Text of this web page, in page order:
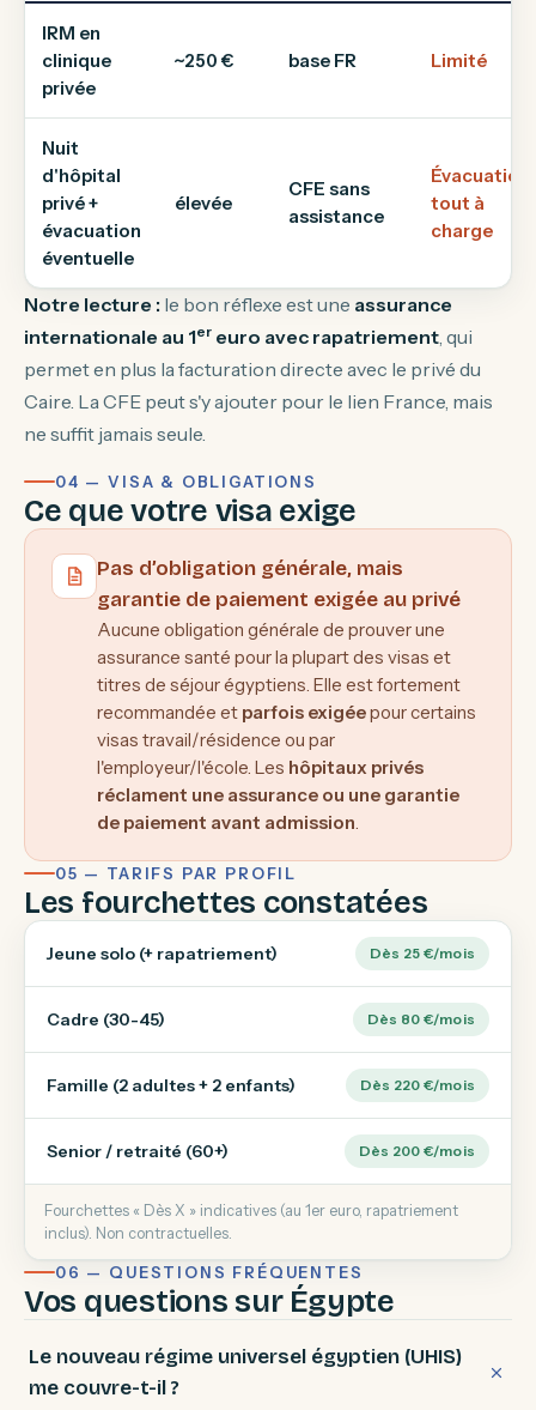
IRM en
clinique
privée
~250 € base FR Limité
Nuit
d'hôpital
privé +
évacuation
éventuelle
élevée
CFE sans
assistance
Évacuation
tout à
charge
Notre lecture : le bon réflexe est une assurance
internationale au 1er euro avec rapatriement, qui
permet en plus la facturation directe avec le privé du
Caire. La CFE peut s'y ajouter pour le lien France, mais
ne suffit jamais seule.
04 — VISA & OBLIGATIONS
Ce que votre visa exige
Pas d’obligation générale, mais
garantie de paiement exigée au privé
Aucune obligation générale de prouver une
assurance santé pour la plupart des visas et
titres de séjour égyptiens. Elle est fortement
recommandée et parfois exigéepour certains
visas travail/résidence ou par
l'employeur/l'école. Les hôpitaux privés
réclament une assurance ou une garantie
de paiement avant admission.
05 — TARIFS PAR PROFIL
Les fourchettes constatées
Jeune solo (+ rapatriement) Dès 25 €/mois
Cadre (30-45) Dès 80 €/mois
Famille (2 adultes + 2 enfants) Dès 220 €/mois
Senior / retraité (60+) Dès 200 €/mois
Fourchettes « Dès X » indicatives (au 1er euro, rapatriement
inclus). Non contractuelles.
06 — QUESTIONS FRÉQUENTES
Vos questions sur Égypte
Le nouveau régime universel égyptien (UHIS)
me couvre-t-il ?